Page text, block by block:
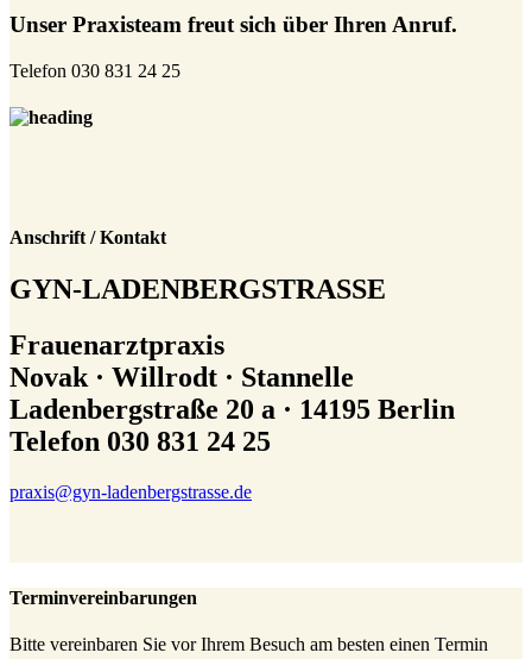
Unser Praxisteam freut sich über Ihren Anruf.
Telefon 030 831 24 25
Anschrift / Kontakt
GYN-LADENBERGSTRASSE
Frauenarztpraxis
Novak · Willrodt · Stannelle
Ladenbergstraße 20 a · 14195 Berlin
Telefon 030 831 24 25
praxis@gyn-ladenbergstrasse.de
Terminvereinbarungen
Bitte vereinbaren Sie vor Ihrem Besuch am besten einen Termin